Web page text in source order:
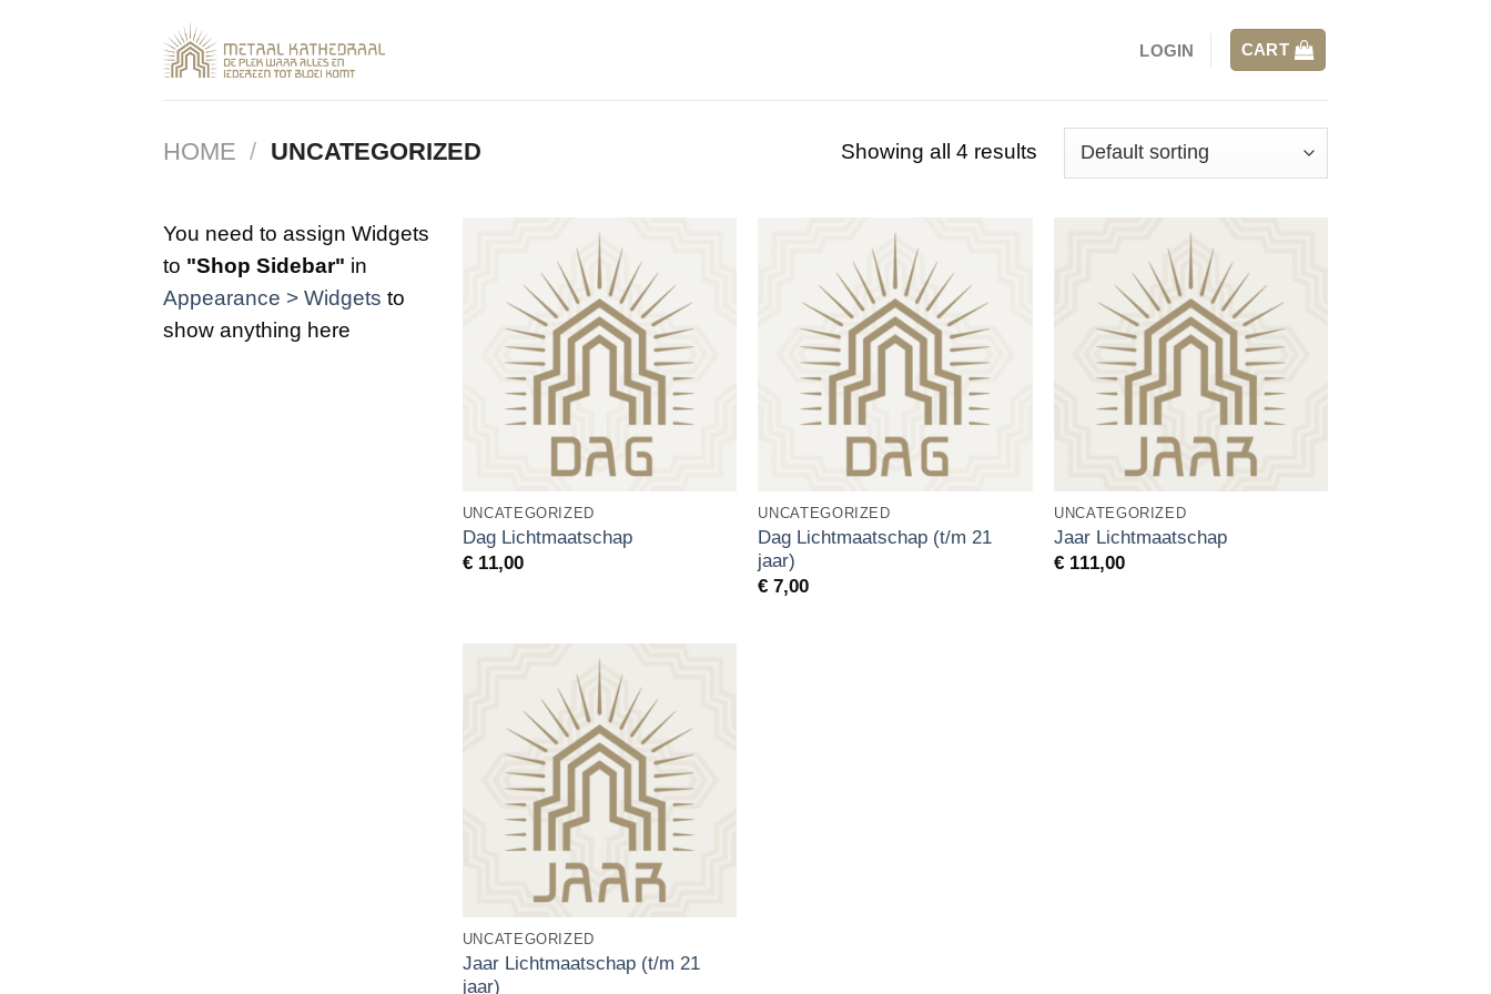
LOGIN CART
HOME / UNCATEGORIZED Showing all 4 results
You need to assign Widgets
to "Shop Sidebar" in
Appearance > Widgets to
show anything here
UNCATEGORIZED
Dag Lichtmaatschap
€11,00
UNCATEGORIZED
Dag Lichtmaatschap (t/m 21
jaar)
€ 7,00
UNCATEGORIZED
Jaar Lichtmaatschap
€ 111,00
UNCATEGORIZED
Jaar Lichtmaatschap (t/m 21
jaar)